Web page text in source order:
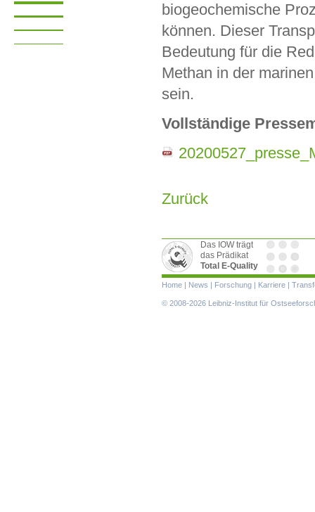
biogeochemische
können. Dieser
Bedeutung für die
Methan in der
sein.
Vollständige
Zurück
Das IOW trägt
das Prädikat
Total E-Quality
Navigation
überspringen
Home | News | Forschung | Karriere |
© 2008-2026 Leibniz-Institut für